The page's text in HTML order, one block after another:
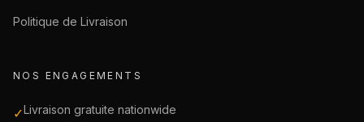
Politique de Livraison
NOS ENGAGEMENTS
✓Livraison gratuite nationwide